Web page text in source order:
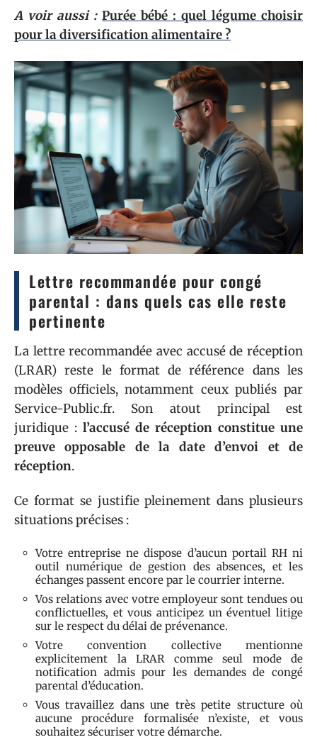
A voir aussi : Purée bébé : quel légume choisir
pour la diversification alimentaire ?
Lettre recommandée pour congé
parental : dans quels cas elle reste
pertinente
La lettre recommandée avec accusé de réception
(LRAR) reste le format de référence dans les
modèles officiels, notamment ceux publiés par
Service-Public.fr. Son atout principal est
juridique : l’accusé de réception constitue une
preuve opposable de la date d’envoi et de
réception.
Ce format se justifie pleinement dans plusieurs
situations précises :
Votre entreprise ne dispose d’aucun portail RH ni
outil numérique de gestion des absences, et les
échanges passent encore par le courrier interne.
Vos relations avec votre employeur sont tendues ou
conflictuelles, et vous anticipez un éventuel litige
sur le respect du délai de prévenance.
Votre convention collective mentionne
explicitement la LRAR comme seul mode de
notification admis pour les demandes de congé
parental d’éducation.
Vous travaillez dans une très petite structure où
aucune procédure formalisée n’existe, et vous
souhaitez sécuriser votre démarche.